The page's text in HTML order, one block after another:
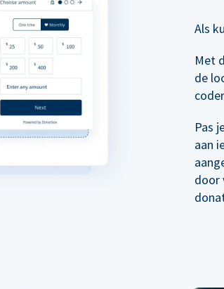
Als
Met
de
Pas
aan
door